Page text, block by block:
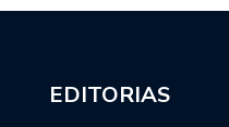
EDITORIAS